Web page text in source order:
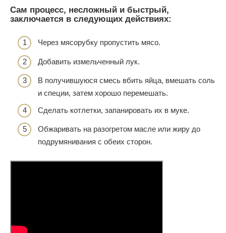
Сам процесс, несложный и быстрый,
заключается в следующих действиях:
Через мясорубку пропустить мясо.
Добавить измельченный лук.
В получившуюся смесь вбить яйца, вмешать соль
и специи, затем хорошо перемешать.
Сделать котлетки, запанировать их в муке.
Обжаривать на разогретом масле или жиру до
подрумянивания с обеих сторон.